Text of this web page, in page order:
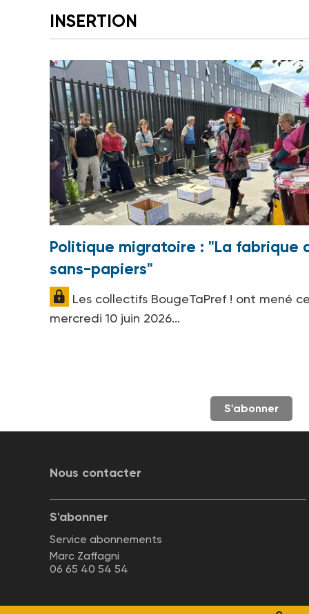
INSERTION
Politique migratoire : "La fabrique
sans-papiers"
Les collectifs BougeTaPref ! ont mené ce
mercredi 10 juin 2026...
S'abonner
Nous contacter
S'abonner
Service abonnements
Marc Zaffagni
06 65 40 54 54